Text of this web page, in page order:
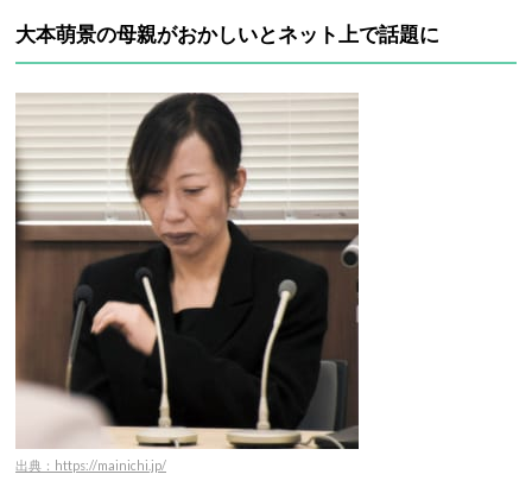
大本萌景の母親がおかしいとネット上で話題に
出典：https://mainichi.jp/